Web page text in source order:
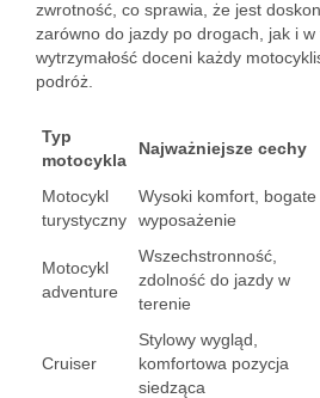
zwrotność, co sprawia, że jest
zarówno do jazdy po drogach, jak i
wytrzymałość doceni każdy
podróż.
Typ
motocykla
Najważniejsze cechy
Motocykl
turystyczny
Wysoki komfort, bogate
wyposażenie
Motocykl
adventure
Wszechstronność,
zdolność do jazdy w
terenie
Cruiser
Stylowy wygląd,
komfortowa pozycja
siedząca